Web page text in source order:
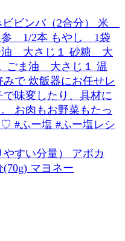
すい分量） アボカ
マヨネー